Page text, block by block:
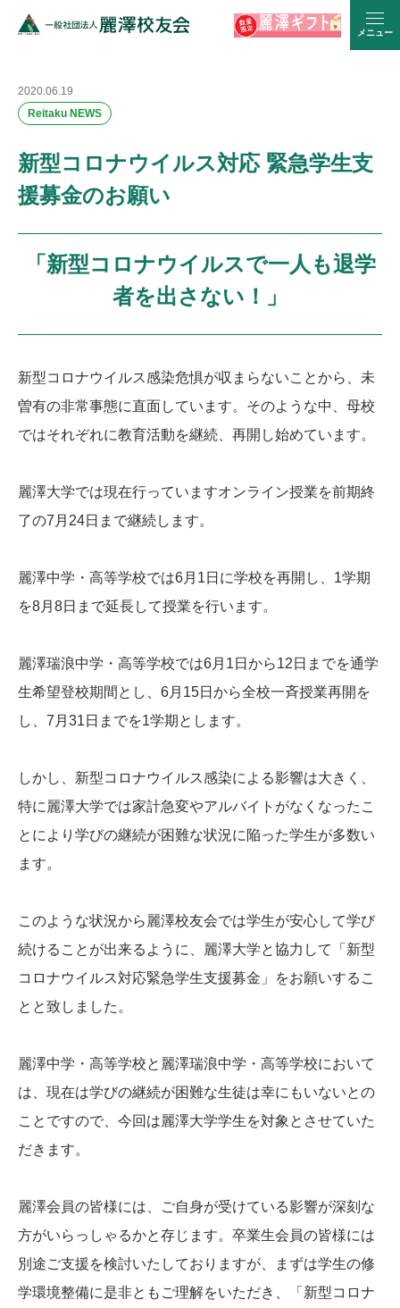
メニュー
2020.06.19
Reitaku NEWS
新型コロナウイルス対応 緊急学生支
援募金のお願い
「新型コロナウイルスで一人も退学
者を出さない！」
新型コロナウイルス感染危惧が収まらないことから、未
曽有の非常事態に直面しています。そのような中、母校
ではそれぞれに教育活動を継続、再開し始めています。
麗澤大学では現在行っていますオンライン授業を前期終
了の7月24日まで継続します。
麗澤中学・高等学校では6月1日に学校を再開し、1学期
を8月8日まで延長して授業を行います。
麗澤瑞浪中学・高等学校では6月1日から12日までを通学
生希望登校期間とし、6月15日から全校一斉授業再開を
し、7月31日までを1学期とします。
しかし、新型コロナウイルス感染による影響は大きく、
特に麗澤大学では家計急変やアルバイトがなくなったこ
とにより学びの継続が困難な状況に陥った学生が多数い
ます。
このような状況から麗澤校友会では学生が安心して学び
続けることが出来るように、麗澤大学と協力して「新型
コロナウイルス対応緊急学生支援募金」をお願いするこ
とと致しました。
麗澤中学・高等学校と麗澤瑞浪中学・高等学校において
は、現在は学びの継続が困難な生徒は幸にもいないとの
ことですので、今回は麗澤大学学生を対象とさせていた
だきます。
麗澤会員の皆様には、ご自身が受けている影響が深刻な
方がいらっしゃるかと存じます。卒業生会員の皆様には
別途ご支援を検討いたしておりますが、まずは学生の修
学環境整備に是非ともご理解をいただき、「新型コロナ